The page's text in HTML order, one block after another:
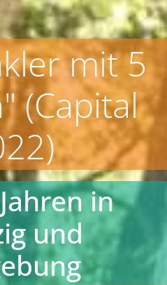
mit 5
(Capital
in
und